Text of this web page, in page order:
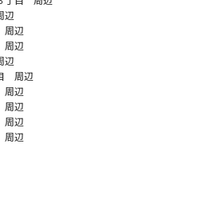
辺
周辺
周辺
辺
周辺
周辺
周辺
周辺
周辺